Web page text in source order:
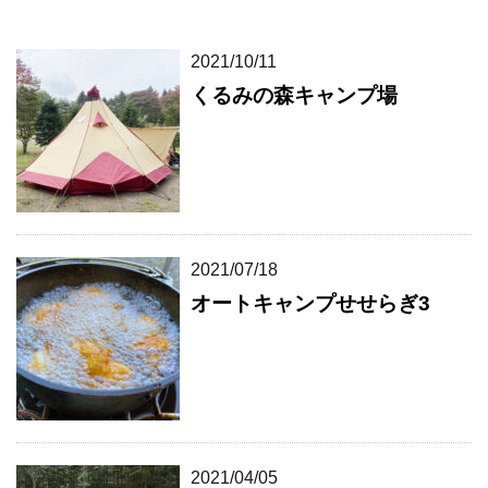
2021/10/11
くるみの森キャンプ場
2021/07/18
オートキャンプせせらぎ3
2021/04/05